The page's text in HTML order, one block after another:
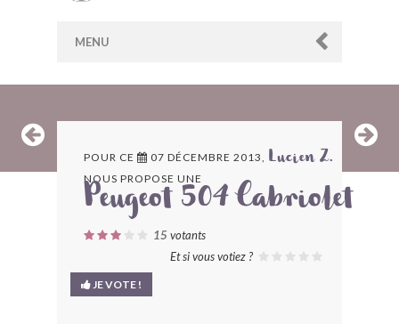
MENU
ARCHIVES
LES CONTRIBUTEURS
LE BLOG
POUR CE 07 DÉCEMBRE 2013, Lucien Z.
NOUS PROPOSE UNE
Peugeot 504 Cabriolet
15 votants
Et si vous votiez ?
JE VOTE !